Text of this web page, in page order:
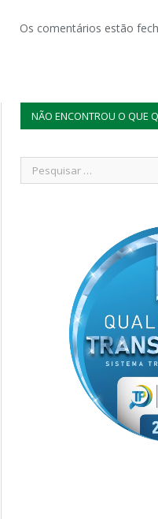
Os comentários estão
NÃO ENCONTROU O QUE